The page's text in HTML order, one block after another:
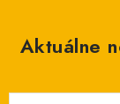
Aktuálne